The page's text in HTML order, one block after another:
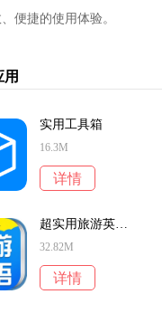
便捷的使用体验。
实用工具箱
16.3M
详情
超实用旅游英语宝典
32.82M
详情